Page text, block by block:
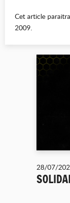
Cet article
2009.
28/07/